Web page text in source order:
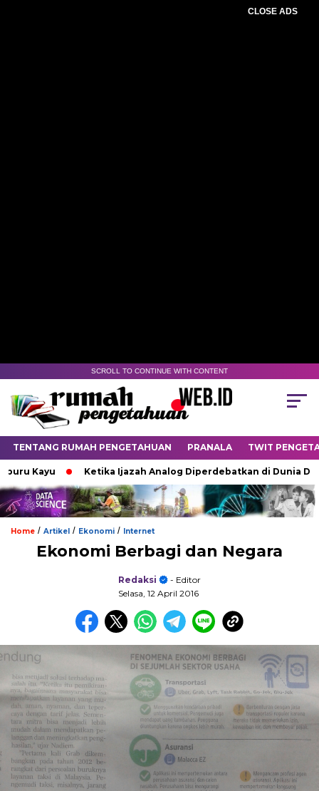
CLOSE ADS
SCROLL TO CONTINUE WITH CONTENT
TENTANG RUMAH PENGETAHUAN PRANALA TWIT
Ketika Ijazah Analog Diperdebatkan di Dunia Digital
Home / Artikel / Ekonomi / Internet
Ekonomi Berbagi dan Negara
Redaksi
- Editor
Selasa, 12 April 2016